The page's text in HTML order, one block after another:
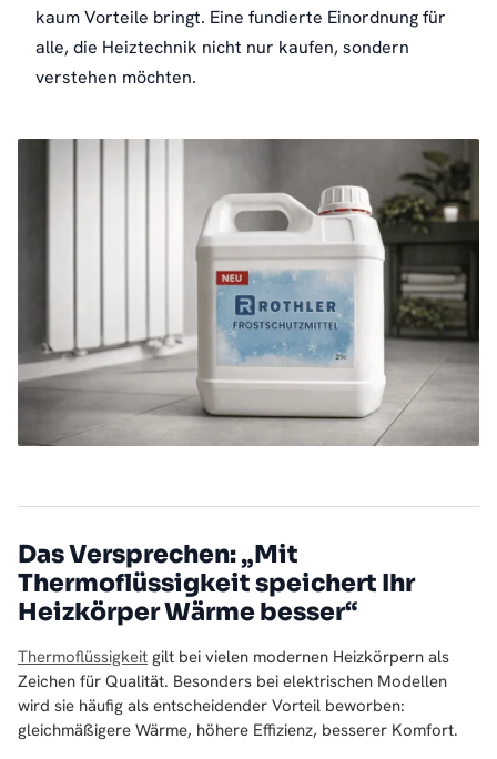
kaum Vorteile bringt. Eine fundierte Einordnung für
alle, die Heiztechnik nicht nur kaufen, sondern
verstehen möchten.
Das Versprechen: „Mit
Thermoflüssigkeit speichert Ihr
Heizkörper Wärme besser“
Thermoflüssigkeit gilt bei vielen modernen Heizkörpern als
Zeichen für Qualität. Besonders bei elektrischen Modellen
wird sie häufig als entscheidender Vorteil beworben:
gleichmäßigere Wärme, höhere Effizienz, besserer Komfort.